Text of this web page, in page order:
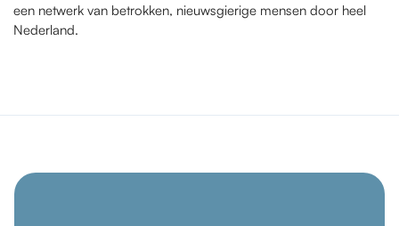
een netwerk van betrokken, nieuwsgierige mensen door heel
Nederland.